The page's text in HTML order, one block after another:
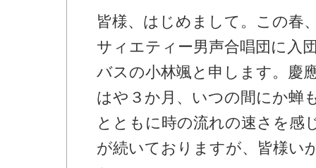
皆様、はじめまして。この春
サィエティー男声合唱団に入
バスの小林颯と申します。慶
はや３か月、いつの間にか蝉
とともに時の流れの速さを感
が続いておりますが、皆様い